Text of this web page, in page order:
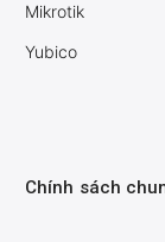
Mikrotik
Yubico
Chính sách